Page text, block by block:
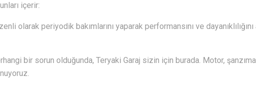
içerir:
olarak periyodik bakımlarını yaparak performansını ve
bir sorun olduğunda, Teryaki Garaj sizin için burada. Motor,